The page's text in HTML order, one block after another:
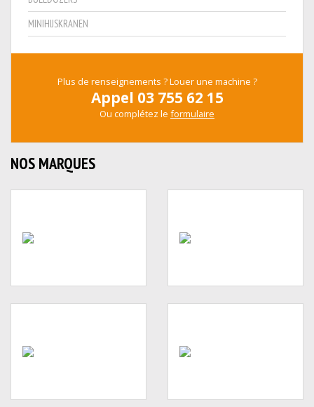
MINIHIJSKRANEN
Plus de renseignements ? Louer une machine ?
Appel 03 755 62 15
Ou complétez le formulaire
NOS MARQUES